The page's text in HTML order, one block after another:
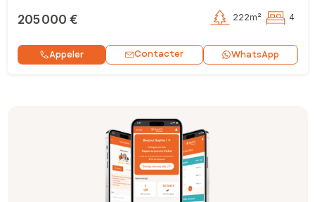
205 000 € 222m² 4
Appeler Contacter WhatsApp